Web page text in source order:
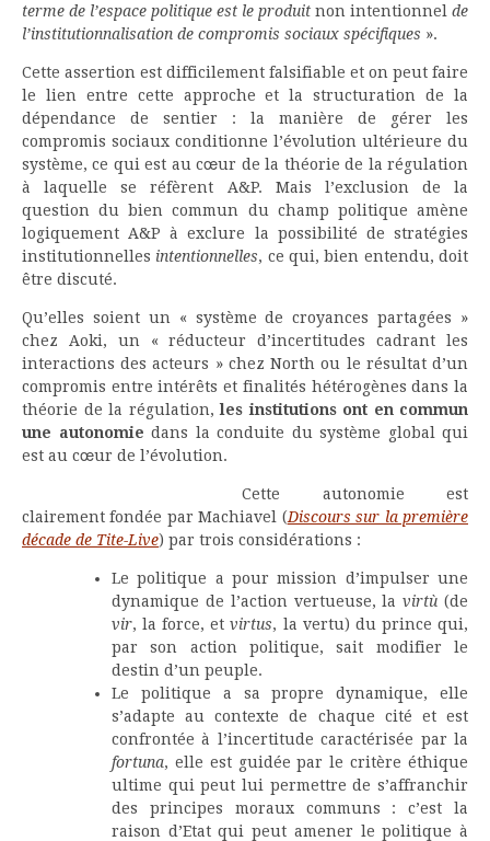
terme de l’espace politique est le produit non intentionnel de
l’institutionnalisation de compromis sociaux spécifiques ».
Cette assertion est difficilement falsifiable et on peut faire
le lien entre cette approche et la structuration de la
dépendance de sentier : la manière de gérer les
compromis sociaux conditionne l’évolution ultérieure du
système, ce qui est au cœur de la théorie de la régulation
à laquelle se réfèrent A&P. Mais l’exclusion de la
question du bien commun du champ politique amène
logiquement A&P à exclure la possibilité de stratégies
institutionnelles intentionnelles, ce qui, bien entendu, doit
être discuté.
Qu’elles soient un « système de croyances partagées »
chez Aoki, un « réducteur d’incertitudes cadrant les
interactions des acteurs » chez North ou le résultat d’un
compromis entre intérêts et finalités hétérogènes dans la
théorie de la régulation,les institutions ont en commun
une autonomie dans la conduite du système global qui
est au cœur de l’évolution.
Cette autonomie est
clairement fondée par Machiavel (Discours sur la première
décade de Tite-Live) par trois considérations :
Le politique a pour mission d’impulser une
dynamique de l’action vertueuse, lavirtù (de
vir, la force, etvirtus, la vertu) du prince qui,
par son action politique, sait modifier le
destin d’un peuple.
Le politique a sa propre dynamique, elle
s’adapte au contexte de chaque cité et est
confrontée à l’incertitude caractérisée par la
fortuna, elle est guidée par le critère éthique
ultime qui peut lui permettre de s’affranchir
des principes moraux communs : c’est la
raison d’Etat qui peut amener le politique à